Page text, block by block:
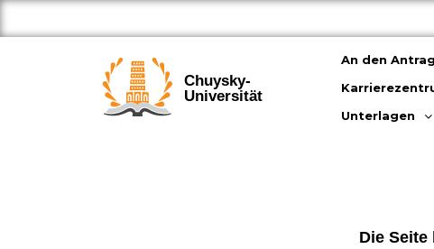
Chuysky-
Universität
An den
Unterlagen
Die